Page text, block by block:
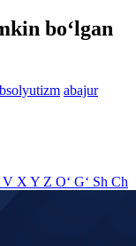
bo‘lgan
abajur
V X Y Z O‘ G‘ Sh Ch